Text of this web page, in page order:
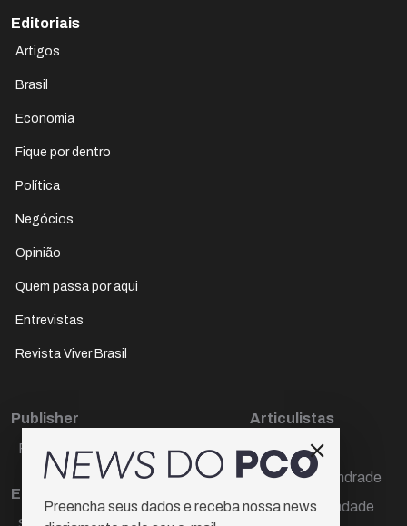
Editoriais
Artigos
Brasil
Economia
Fique por dentro
Política
Negócios
Opinião
Quem passa por aqui
Entrevistas
Revista Viver Brasil
Publisher
Paulo Cesar de Oliveira
Editora Chefe
Articulistas
Décio Freire
Dr Marcos Andrade
Hamilton Trindade
Preencha seus dados e receba nossa news